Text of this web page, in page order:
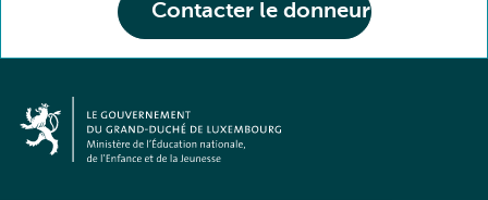
Contacter le donneur